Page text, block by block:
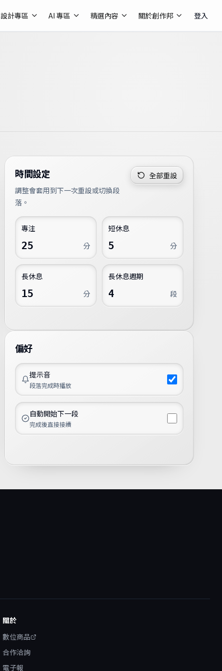
設計專區 AI 專區 精選內容 關於創作邦 登入
時間設定
調整會套用到下一次重設或切換段
落。
全部重設
專注
分
短休息
分
長休息
分
長休息週期
段
偏好
提示音
段落完成時播放
自動開始下一段
完成後直接接續
關於
數位商品
合作洽詢
電子報